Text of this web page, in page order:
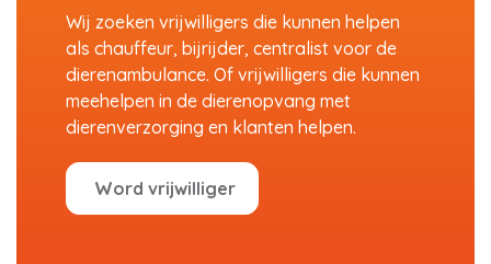
Wij zoeken vrijwilligers die kunnen helpen
als chauffeur, bijrijder, centralist voor de
dierenambulance. Of vrijwilligers die kunnen
meehelpen in de dierenopvang met
dierenverzorging en klanten helpen.
Word vrijwilliger